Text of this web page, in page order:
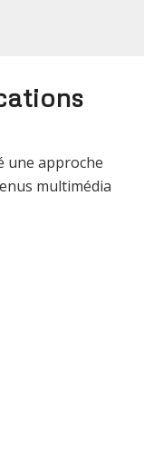
une approche
multimédia